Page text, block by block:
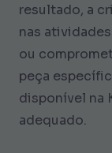
resultado, a
nas
ou
peça
disponível na
adequado.